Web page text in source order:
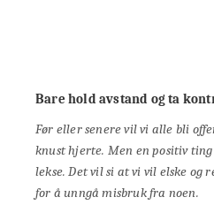
Bare hold avstand og ta
Før eller senere vil vi alle bli
knust hjerte. Men en positiv
lekse. Det vil si at vi vil elske og
for å unngå misbruk fra noen.